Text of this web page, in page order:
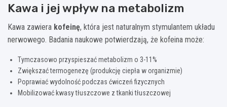
Kawa i jej wpływ na metabolizm
Kawa zawiera kofeinę, która jest naturalnym stymulantem układu
nerwowego. Badania naukowe potwierdzają, że kofeina może:
Tymczasowo przyspieszać metabolizm o 3-11%
Zwiększać termogenezę (produkcję ciepła w organizmie)
Poprawiać wydolność podczas ćwiczeń fizycznych
Mobilizować kwasy tłuszczowe z tkanki tłuszczowej